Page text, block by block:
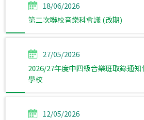
18/06/2026
第二次聯校音樂科會議 (改期)
27/05/2026
2026/27年度中四級音樂班取錄通
學校
12/05/2026